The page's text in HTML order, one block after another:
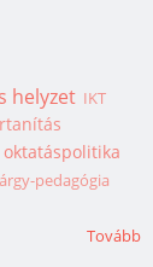
helyzet IKT
oktatáspolitika
pedagógia
Tovább